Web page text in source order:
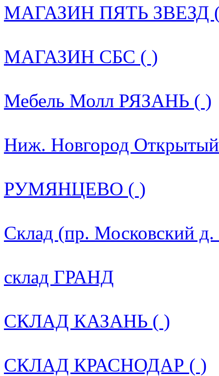
МАГАЗИН ПЯТЬ ЗВЕЗД
МАГАЗИН СБС ( )
Мебель Молл РЯЗАНЬ ( )
Ниж. Новгород
РУМЯНЦЕВО ( )
Склад (пр. Московский д.
склад ГРАНД
СКЛАД КАЗАНЬ ( )
СКЛАД КРАСНОДАР ( )